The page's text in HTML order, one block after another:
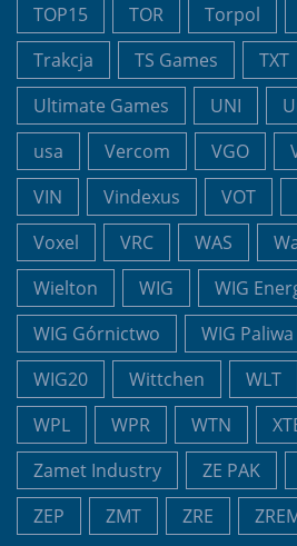
TOP15
TOR Torpol
Trakcja
TS Games TXT
Ultimate Games
UNI
usa
Vercom VGO
VIN
Vindexus VOT
Voxel
VRC WAS
Wielton
WIG
WIG
WIG Górnictwo
WIG Paliwa
WIG20
Wittchen WLT
WPL
WPR WTN
Zamet Industry
ZE PAK
ZEP
ZMT ZRE